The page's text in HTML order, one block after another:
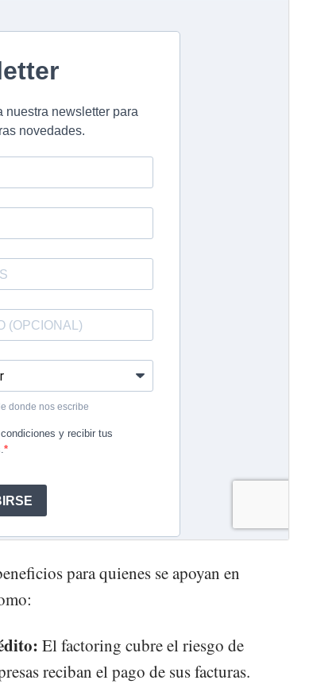
para quienes se apoyan en
El factoring cubre el riesgo de
reciban el pago de sus facturas.